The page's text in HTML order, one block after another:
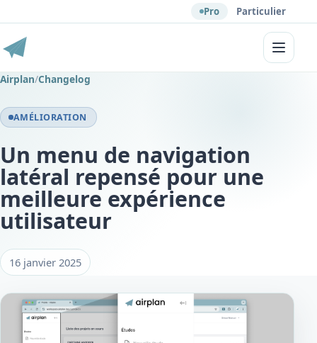
Pro Particulier
Menu
Airplan/Changelog
AMÉLIORATION
Un menu de navigation
latéral repensé pour une
meilleure expérience
utilisateur
16 janvier 2025